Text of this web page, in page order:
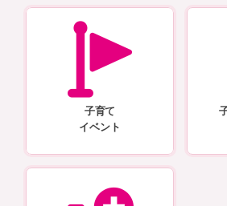
子育て
イベント